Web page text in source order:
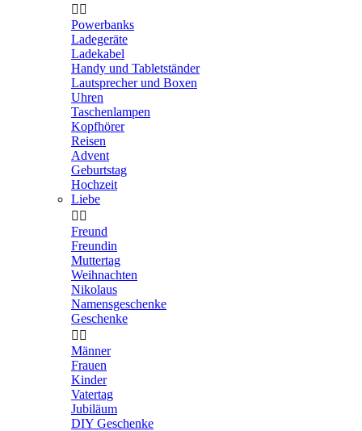
 
Powerbanks
Ladegeräte
Ladekabel
Handy und Tabletständer
Lautsprecher und Boxen
Uhren
Taschenlampen
Kopfhörer
Reisen
Advent
Geburtstag
Hochzeit
Liebe
 
Freund
Freundin
Muttertag
Weihnachten
Nikolaus
Namensgeschenke
Geschenke
 
Männer
Frauen
Kinder
Vatertag
Jubiläum
DIY Geschenke